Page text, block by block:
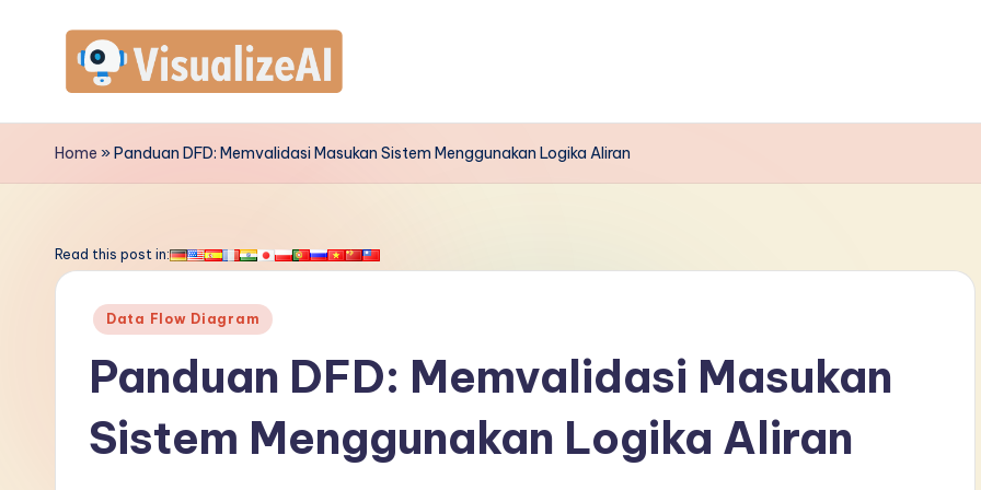
contentV
is
a
A
Home »Panduan DFD: Memvalidasi Masukan Sistem Menggunakan Logika Aliran
Read this post in:
Posted
Data Flow Diagram
Panduan DFD: Memvalidasi Masukan
Sistem Menggunakan Logika Aliran